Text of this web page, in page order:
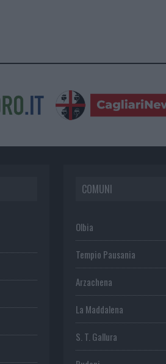
COMUNI
Olbia
Tempio Pausania
Arzachena
La Maddalena
S. T. Gallura